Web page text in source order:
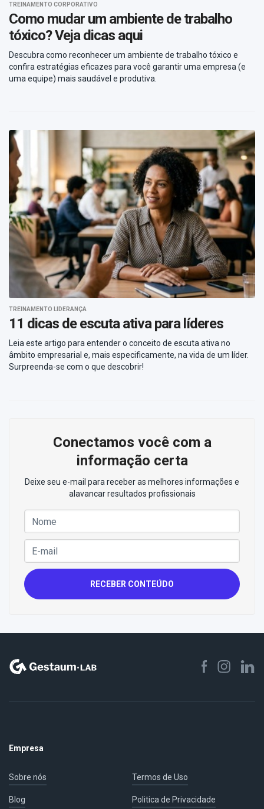
TREINAMENTO CORPORATIVO
Como mudar um ambiente de trabalho
tóxico? Veja dicas aqui
Descubra como reconhecer um ambiente de trabalho tóxico e
confira estratégias eficazes para você garantir uma empresa (e
uma equipe) mais saudável e produtiva.
TREINAMENTO LIDERANÇA
11 dicas de escuta ativa para líderes
Leia este artigo para entender o conceito de escuta ativa no
âmbito empresarial e, mais especificamente, na vida de um líder.
Surpreenda-se com o que descobrir!
Conectamos você com a
informação certa
Deixe seu e-mail para receber as melhores informações e
alavancar resultados profissionais
RECEBER CONTEÚDO
Empresa
Sobre nós Termos de Uso
Blog Politica de Privacidade